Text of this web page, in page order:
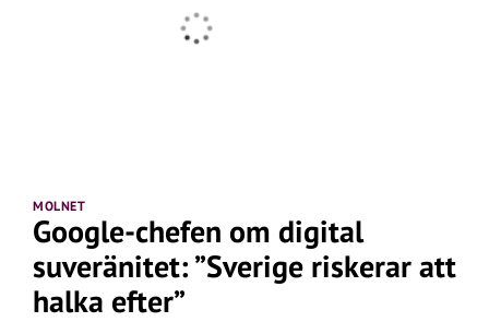
MOLNET
Google-chefen om digital
suveränitet: ”Sverige riskerar att
halka efter”